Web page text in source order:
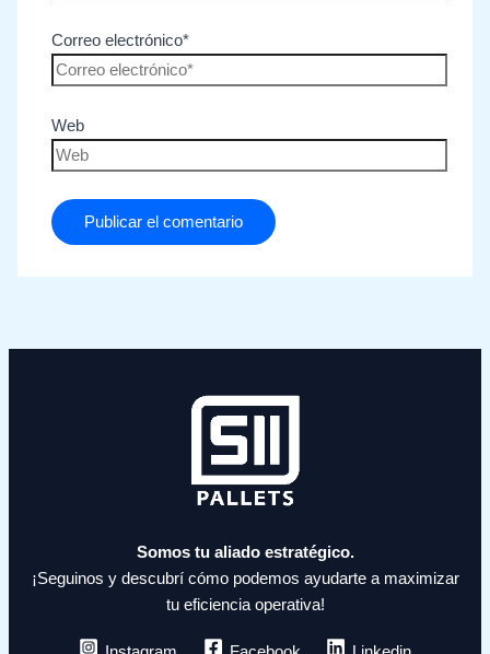
Correo electrónico*
Web
Somos tu aliado estratégico.
¡Seguinos y descubrí cómo podemos ayudarte a maximizar
tu eficiencia operativa!